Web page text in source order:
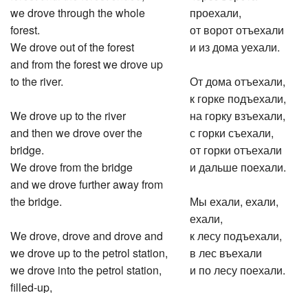
we drove through the whole
forest.
We drove out of the forest
and from the forest we drove up
to the river.
We drove up to the river
and then we drove over the
bridge.
We drove from the bridge
and we drove further away from
the bridge.
We drove, drove and drove and
we drove up to the petrol station,
we drove into the petrol station,
filled-up,
проехали,
от ворот отъехали
и из дома уехали.
От дома отъехали,
к горке подъехали,
на горку взъехали,
с горки съехали,
от горки отъехали
и дальше поехали.
Мы ехали, ехали,
ехали,
к лесу подъехали,
в лес въехали
и по лесу поехали.